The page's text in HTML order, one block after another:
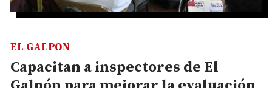
Capacitan a inspectores de El
EL GALPON